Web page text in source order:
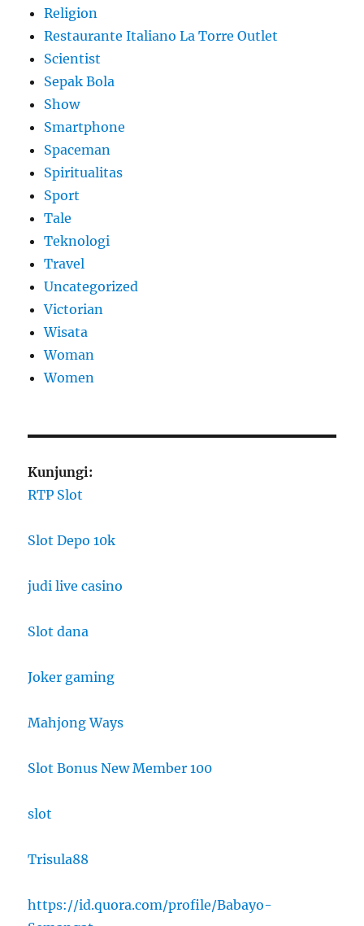
Religion
Restaurante Italiano La Torre Outlet
Scientist
Sepak Bola
Show
Smartphone
Spaceman
Spiritualitas
Sport
Tale
Teknologi
Travel
Uncategorized
Victorian
Wisata
Woman
Women
Kunjungi:
RTP Slot
Slot Depo 10k
judi live casino
Slot dana
Joker gaming
Mahjong Ways
Slot Bonus New Member 100
slot
Trisula88
https://id.quora.com/profile/Babayo-